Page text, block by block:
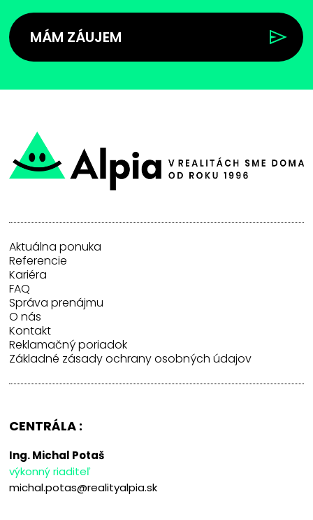
MÁM ZÁUJEM
Aktuálna ponuka
Referencie
Kariéra
FAQ
Správa prenájmu
O nás
Kontakt
Reklamačný poriadok
Základné zásady ochrany osobných údajov
CENTRÁLA :
Ing. Michal Potaš
výkonný riaditeľ
michal.potas@realityalpia.sk